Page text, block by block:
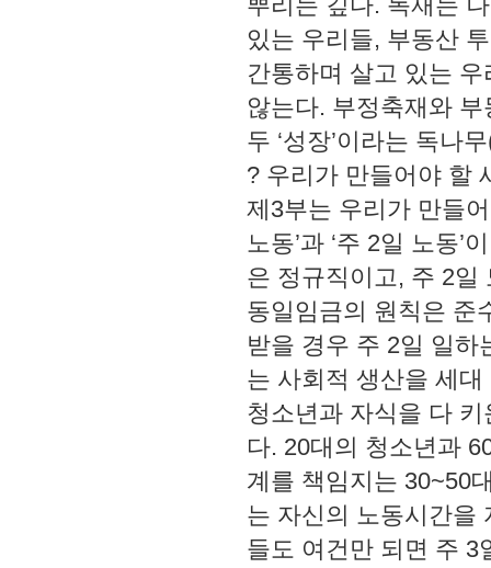
있는 우리들, 부동산
간통하며 살고 있는
않는다. 부정축재와
두 ‘성장’이라는 독나
? 우리가 만들어야 할
제3부는 우리가 만들
노동’과 ‘주 2일 노동’
은 정규직이고, 주 2일
동일임금의 원칙은 준
받을 경우 주 2일 일하
는 사회적 생산을 세
청소년과 자식을 다
다. 20대의 청소년과
계를 책임지는 30~50
는 자신의 노동시간을
들도 여건만 되면 주 3